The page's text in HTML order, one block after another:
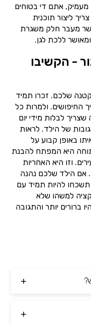
אתם די בטוחים
ליצור תוכנית
מעבר חלק משגרת
ללכת לגן.
- הקשיבו
שלכם. זכרו תמיד
החיפושים. ולמרות כל
לבלות מידי יום
של הילד. לראות
באופן קבוע על
היא המפתח להבנת
וזו היא האחריות
אם הילד שלכם נהנה
תשכחו להיות תמיד עם
למשהו שלא
ברורים יותר והתגובה